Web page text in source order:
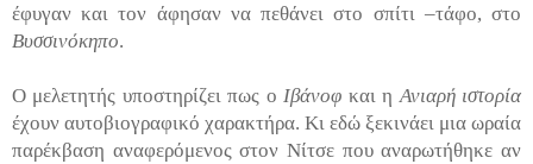
έφυγαν και τον άφησαν να πεθάνει στο σπίτι –τάφο, στο
Βυσσινόκηπο.
Ο μελετητής υποστηρίζει πως ο Ιβάνοφ και η Ανιαρή ιστορία
έχουν αυτοβιογραφικό χαρακτήρα. Κι εδώ ξεκινάει μια ωραία
παρέκβαση αναφερόμενος στον Νίτσε που αναρωτήθηκε αν